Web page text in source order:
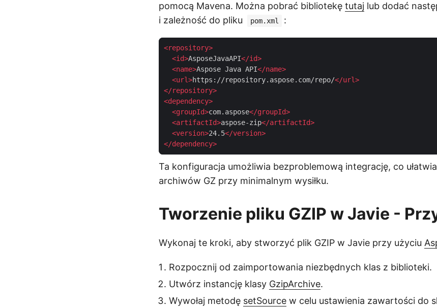
pomocą Mavena. Można pobrać bibliotekę tutaj lub dodać
i zależność do pliku
pom.xml :
<repository>
<id>AsposeJavaAPI</id>
<name>Aspose Java API</name>
<url>https://repository.aspose.com/repo/</url>
</repository>
<dependency>
<groupId>com.aspose</groupId>
<artifactId>aspose-zip</artifactId>
<version>24.5</version>
</dependency>
Ta konfiguracja umożliwia bezproblemową integrację, co
archiwów GZ przy minimalnym wysiłku.
Tworzenie pliku GZIP w Javie -
Wykonaj te kroki, aby stworzyć plik GZIP w Javie przy użyciu
Rozpocznij od zaimportowania niezbędnych klas z biblioteki.
Utwórz instancję klasy GzipArchive.
Wywołaj metodę setSource w celu ustawienia zawartości do